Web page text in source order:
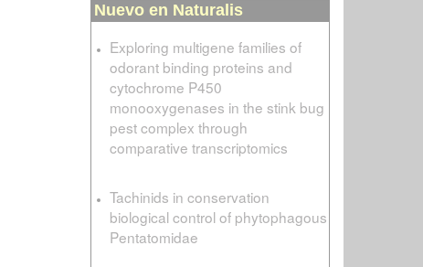
Nuevo en Naturalis
Exploring multigene families of
odorant binding proteins and
cytochrome P450
monooxygenases in the stink bug
pest complex through
comparative transcriptomics
Tachinids in conservation
biological control of phytophagous
Pentatomidae